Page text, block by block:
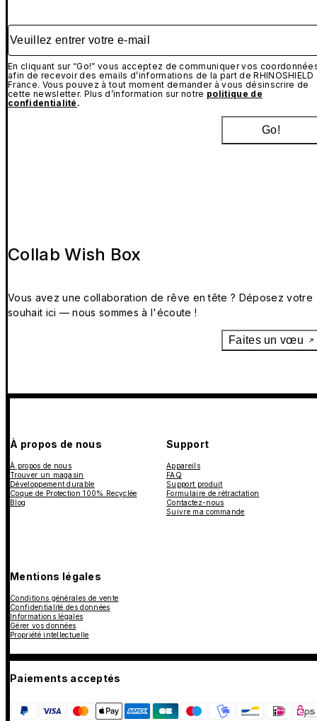
Veuillez entrer votre e-mail
En cliquant sur “Go!” vous acceptez de communiquer vos
afin de recevoir des emails d’informations de la part de RHINOSHIELD
France. Vous pouvez à tout moment demander à vous désinscrire de
cette newsletter. Plus d’information sur notre politique de
confidentialité .
Go!
Collab Wish Box
Vous avez une collaboration de rêve en tête ? Déposez votre
souhait ici — nous sommes à l'écoute !
Faites un vœu
À propos de nous
À propos de nous
Trouver un magasin
Développement durable
Coque de Protection 100% Recyclée
Blog
Support
Appareils
FAQ
Support produit
Formulaire de rétractation
Contactez-nous
Suivre ma commande
Mentions légales
Conditions générales de vente
Confidentialité des données
Informations légales
Gérer vos données
Propriété intellectuelle
Paiements acceptés